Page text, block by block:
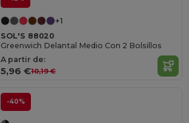
+1
SOL'S 88020
Greenwich Delantal Medio Con 2 Bolsillos
A partir de:
5,96 €10,19 €
-40%